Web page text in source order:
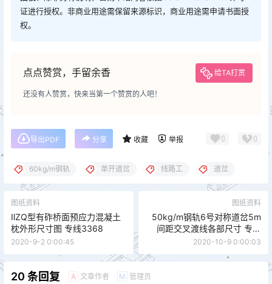
证进行授权。非商业用途需保留来源标识，商业用途需申请书面授
权。
点点赞赏，手留余香 给TA打赏
还没有人赞赏，快来当第一个赞赏的人吧！
导出PDF 分享 收藏 举报 0 0
60kg/m钢轨 单开道岔 线路工 道岔
图纸资料
ⅡZQ型有砟桥面预应力混凝土
枕外形尺寸图 专线3368
2020-9-2 0:00:45
图纸资料
50kg/m钢轨6号对称道岔5m
间距交叉渡线各部尺寸 专线
7508
2020-10-9 0:00:03
20 条回复 A 文章作者 M 管理员